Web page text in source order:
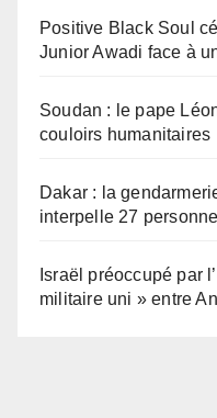
Positive Black Soul
Junior Awadi face à
Soudan : le pape
couloirs humanitaires
Dakar : la
interpelle 27
Israël préoccupé par
militaire uni » entre